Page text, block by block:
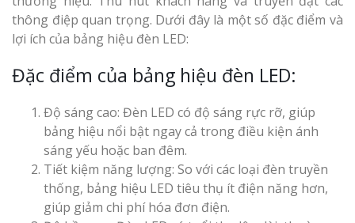
thông điệp quan trọng. Dưới đây là một số đặc điểm và
lợi ích của bảng hiệu đèn LED:
Đặc điểm của bảng hiệu đèn LED:
Độ sáng cao: Đèn LED có độ sáng rực rỡ, giúp
bảng hiệu nổi bật ngay cả trong điều kiện ánh
sáng yếu hoặc ban đêm.
Tiết kiệm năng lượng: So với các loại đèn truyền
thống, bảng hiệu LED tiêu thụ ít điện năng hơn,
giúp giảm chi phí hóa đơn điện.